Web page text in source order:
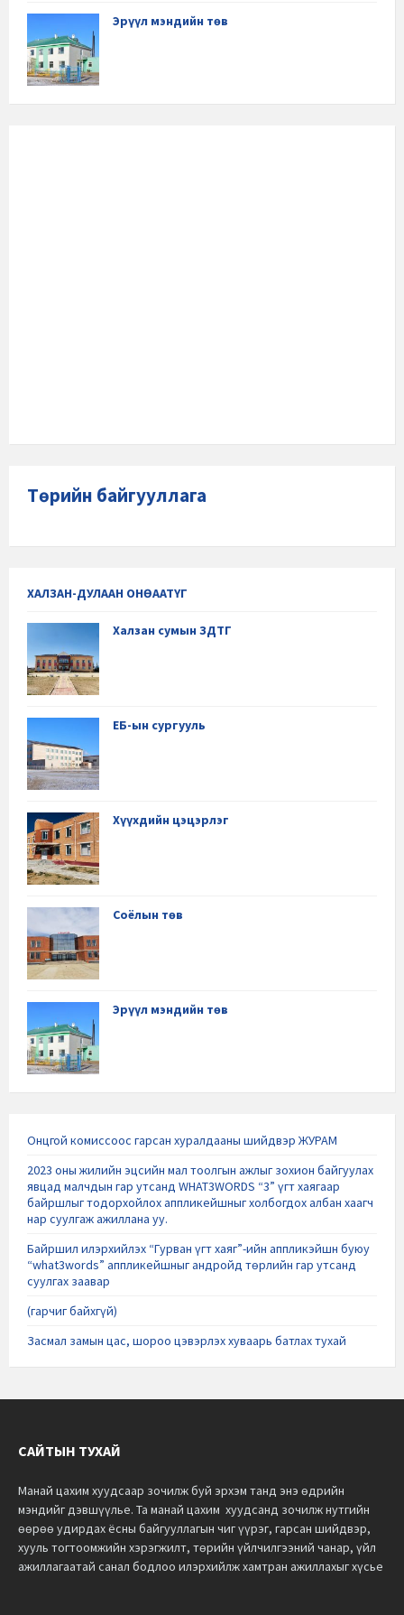
Эрүүл мэндийн төв
Төрийн байгууллага
ХАЛЗАН-ДУЛААН ОНӨААТҮГ
Халзан сумын ЗДТГ
ЕБ-ын сургууль
Хүүхдийн цэцэрлэг
Соёлын төв
Эрүүл мэндийн төв
Онцгой комиссоос гарсан хуралдааны шийдвэр ЖУРАМ
2023 оны жилийн эцсийн мал тоолгын ажлыг зохион байгуулах
явцад малчдын гар утсанд WHAT3WORDS “3” үгт хаягаар
байршлыг тодорхойлох аппликейшныг холбогдох албан хаагч
нар суулгаж ажиллана уу.
Байршил илэрхийлэх “Гурван үгт хаяг”-ийн аппликэйшн буюу
“what3words” аппликейшныг андройд төрлийн гар утсанд
суулгах заавар
(гарчиг байхгүй)
Засмал замын цас, шороо цэвэрлэх хуваарь батлах тухай
САЙТЫН ТУХАЙ
Манай цахим хуудсаар зочилж буй эрхэм танд энэ өдрийн
мэндийг дэвшүүлье. Та манай цахим хуудсанд зочилж нутгийн
өөрөө удирдах ёсны байгууллагын чиг үүрэг, гарсан шийдвэр,
хууль тогтоомжийн хэрэгжилт, төрийн үйлчилгээний чанар, үйл
ажиллагаатай санал бодлоо илэрхийлж хамтран ажиллахыг хүсье